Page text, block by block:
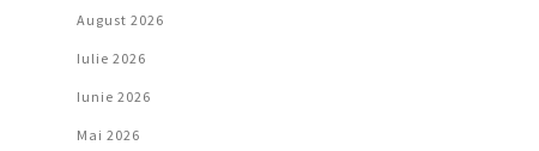
August 2026
Iulie 2026
Iunie 2026
Mai 2026